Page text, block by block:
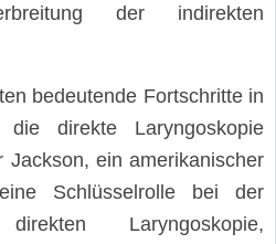
der indirekten
bedeutende Fortschritte in
direkte Laryngoskopie
Jackson, ein amerikanischer
Schlüsselrolle bei der
Laryngoskopie,